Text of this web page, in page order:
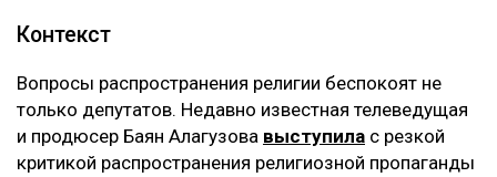
Контекст
Вопросы распространения религии беспокоят не
только депутатов. Недавно известная телеведущая
и продюсер Баян Алагузова выступила с резкой
критикой распространения религиозной пропаганды